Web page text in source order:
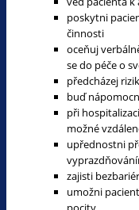
poskytni
činnosti
oceňuj
se do péče o
předcházej
buď
při
možné
upřednostni
zajisti
umožni